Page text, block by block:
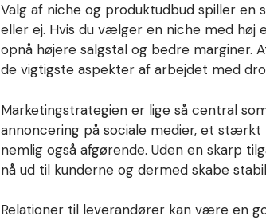
Valg af niche og produktudbud spiller en
eller ej. Hvis du vælger en niche med høj
opnå højere salgstal og bedre marginer.
de vigtigste aspekter af arbejdet med
Marketingstrategien er lige så central
annoncering på sociale medier, et
nemlig også afgørende. Uden en skarp
nå ud til kunderne og dermed skabe
Relationer til leverandører kan være en